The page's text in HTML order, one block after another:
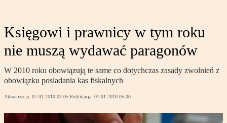
Księgowi i prawnicy w tym roku
nie muszą wydawać paragonów
W 2010 roku obowiązują te same co dotychczas zasady zwolnień z
obowiązku posiadania kas fiskalnych
Aktualizacja: 07.01.2010 07:05 Publikacja: 07.01.2010 05:00